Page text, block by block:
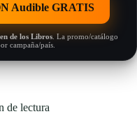
Audible GRATIS
de los Libros . La promo/catálogo
campaña/país.
de lectura